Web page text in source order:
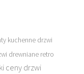
kuchenne drzwi
drewniane retro
ceny drzwi